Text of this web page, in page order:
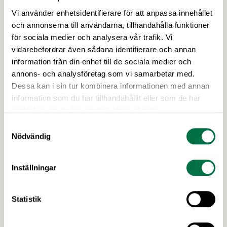
Vi använder enhetsidentifierare för att anpassa innehållet
och annonserna till användarna, tillhandahålla funktioner
för sociala medier och analysera vår trafik. Vi
vidarebefordrar även sådana identifierare och annan
information från din enhet till de sociala medier och
annons- och analysföretag som vi samarbetar med.
Dessa kan i sin tur kombinera informationen med annan
information som du har tillhandahållit eller som de har
Nödvändig
Inställningar
Statistik
Konjunkturinstitutet: Inga
”prispåslag” bakom ökade matpriser
– Livsmedelsföretagen
25 FEBRUARI 2026
I en ny rapport konstaterar Konjunkturinstitutet att
löner. Konjunkturinstitutet har även meddelat att
Matpriskommissionen kommer ta hänsyn till ökade
produktionskostnader, något som välkomnas av
Livsmedelsföretagens chefekonom Carl Eckerdal.
Senaste nytt